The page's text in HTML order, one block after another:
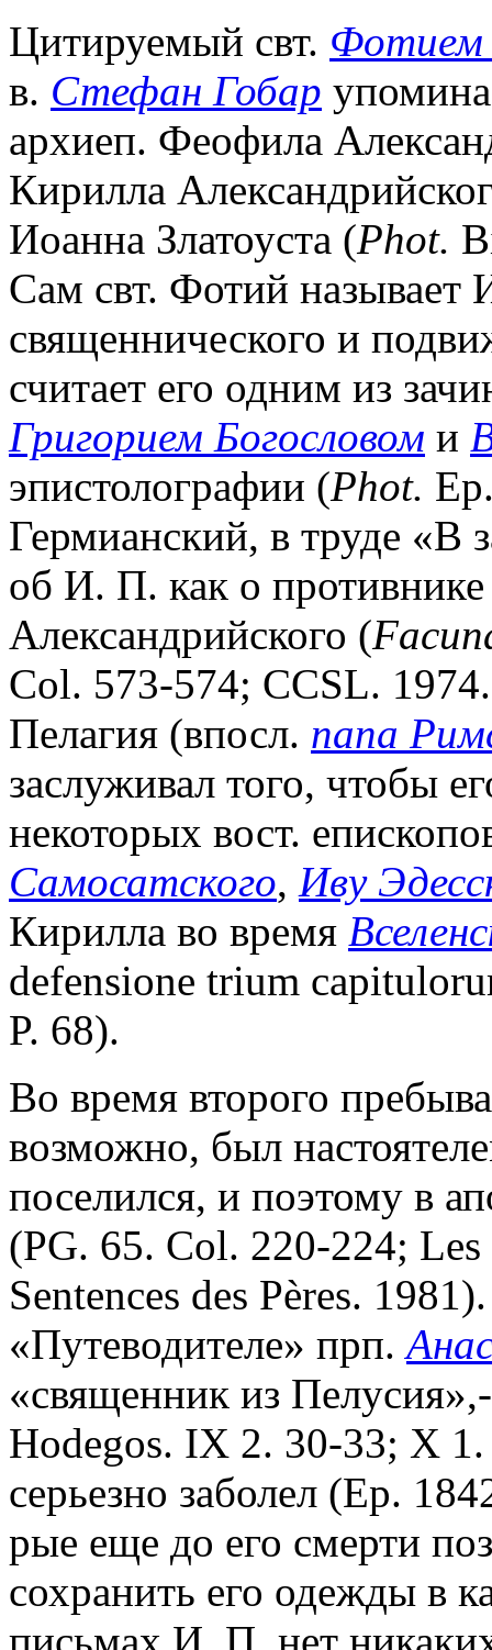
Цитируемый свт.
в. Стефан Гобар
архиеп. Феофила
Кирилла
Иоанна Златоуста (Phot.
Сам свт. Фотий называет
священнического и
считает его одним из
Григорием Богословом и
эпистолографии (Phot.
Гермианский, в труде «В
об И. П. как о противнике
Александрийского (
Col. 573-574; CCSL.
Пелагия (впосл. папа
заслуживал того, чтобы
некоторых вост.
Самосатского, Иву
Кирилла во время
defensione trium
P. 68).
Во время второго
возможно, был
поселился, и поэтому в
(PG. 65. Col. 220-224;
Sentences des Pères.
«Путеводителе» прп.
«священник из
Hodegos. IX 2. 30-33; X
серьезно заболел (Ep.
рые еще до его смерти
сохранить его одежды в